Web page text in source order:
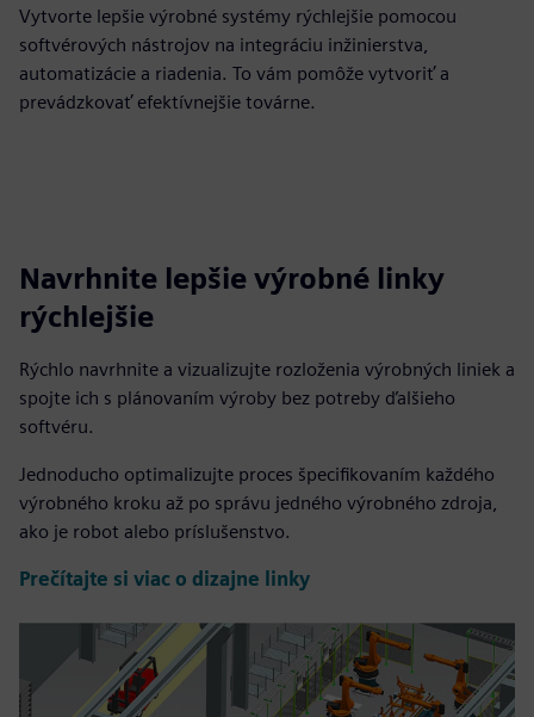
Vytvorte lepšie výrobné systémy rýchlejšie pomocou
softvérových nástrojov na integráciu inžinierstva,
automatizácie a riadenia. To vám pomôže vytvoriť a
prevádzkovať efektívnejšie továrne.
Navrhnite lepšie výrobné linky
rýchlejšie
Rýchlo navrhnite a vizualizujte rozloženia výrobných liniek a
spojte ich s plánovaním výroby bez potreby ďalšieho
softvéru.
Jednoducho optimalizujte proces špecifikovaním každého
výrobného kroku až po správu jedného výrobného zdroja,
ako je robot alebo príslušenstvo.
Prečítajte si viac o dizajne linky